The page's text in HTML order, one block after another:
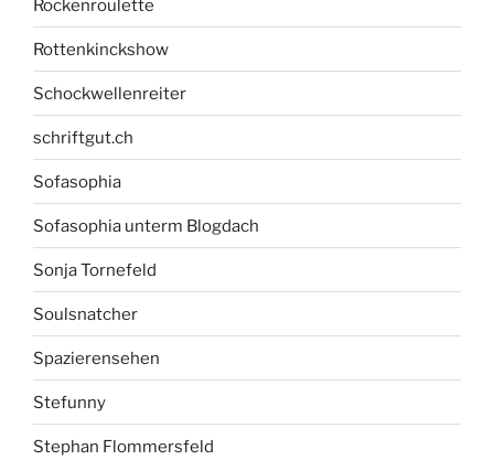
Rockenroulette
Rottenkinckshow
Schockwellenreiter
schriftgut.ch
Sofasophia
Sofasophia unterm Blogdach
Sonja Tornefeld
Soulsnatcher
Spazierensehen
Stefunny
Stephan Flommersfeld